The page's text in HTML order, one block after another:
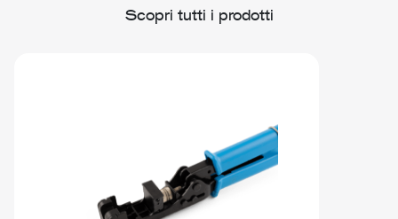
Scopri tutti i prodotti